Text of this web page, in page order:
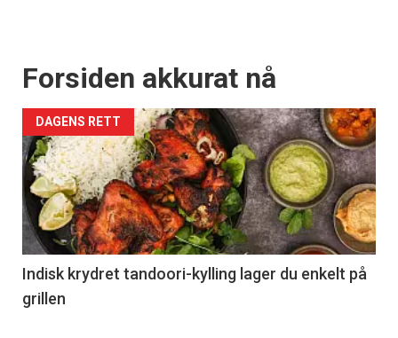
Forsiden akkurat nå
DAGENS RETT
Indisk krydret tandoori-kylling lager du enkelt på
grillen